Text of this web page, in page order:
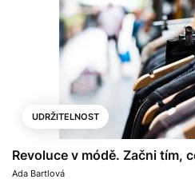
UDRŽITELNOST
Revoluce v módě. Začni tím,
Ada Bartlová